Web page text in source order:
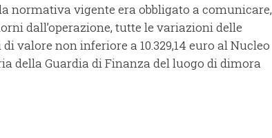
normativa vigente era obbligato a comunicare,
dall’operazione, tutte le variazioni delle
valore non inferiore a 10.329,14 euro al Nucleo
della Guardia di Finanza del luogo di dimora